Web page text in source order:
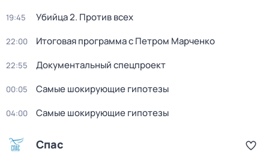
19:45 Убийца 2. Против всех
22:00 Итоговая программа с Петром Марченко
22:55 Документальный спецпроект
00:05 Самые шoкиpующие гипотезы
04:00 Самые шoкиpующие гипотезы
Спас